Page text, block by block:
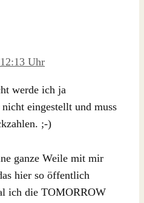
Uhr
werde ich ja
eingestellt und muss
;-)
ganze Weile mit mir
hier so öffentlich
ich die TOMORROW